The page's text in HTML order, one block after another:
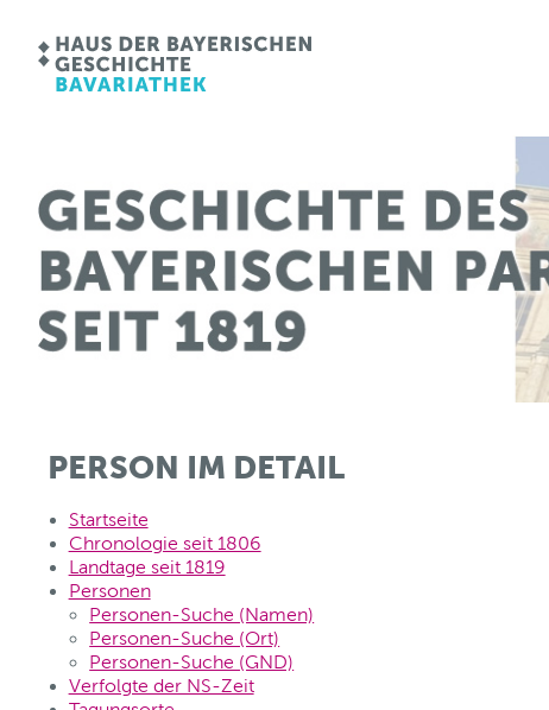
PERSON IM DETAIL
Startseite
Chronologie seit 1806
Landtage seit 1819
Personen
Personen-Suche (Namen)
Personen-Suche (Ort)
Personen-Suche (GND)
Verfolgte der NS-Zeit